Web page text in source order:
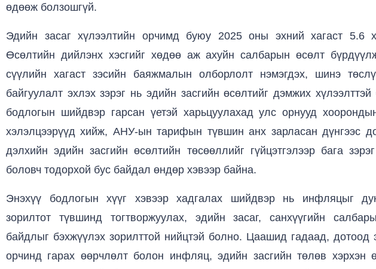
өдөөж болзошгүй.
Эдийн засаг хүлээлтийн орчимд буюу 2025 оны эхний хагаст 5.6
Өсөлтийн дийлэнх хэсгийг хөдөө аж ахуйн салбарын өсөлт
сүүлийн хагаст зэсийн баяжмалын олборлолт нэмэгдэх, шинэ
байгуулалт эхлэх зэрэг нь эдийн засгийн өсөлтийг дэмжих
бодлогын шийдвэр гарсан үетэй харьцуулахад улс орнууд
хэлэлцээрүүд хийж, АНУ-ын тарифын түвшин анх зарласан дүнгээс
дэлхийн эдийн засгийн өсөлтийн төсөөллийг гүйцэтгэлээр бага
боловч тодорхой бус байдал өндөр хэвээр байна.
Энэхүү бодлогын хүүг хэвээр хадгалах шийдвэр нь инфляцыг
зорилтот түвшинд тогтворжуулах, эдийн засаг, санхүүгийн
байдлыг бэхжүүлэх зорилттой нийцтэй болно. Цаашид гадаад, дотоод
орчинд гарах өөрчлөлт болон инфляц, эдийн засгийн төлөв хэрхэн